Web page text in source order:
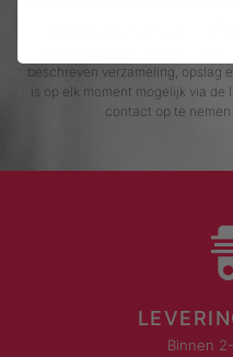
beschreven verzameling, opslag
is op elk moment mogelijk via
contact op te
Binnen